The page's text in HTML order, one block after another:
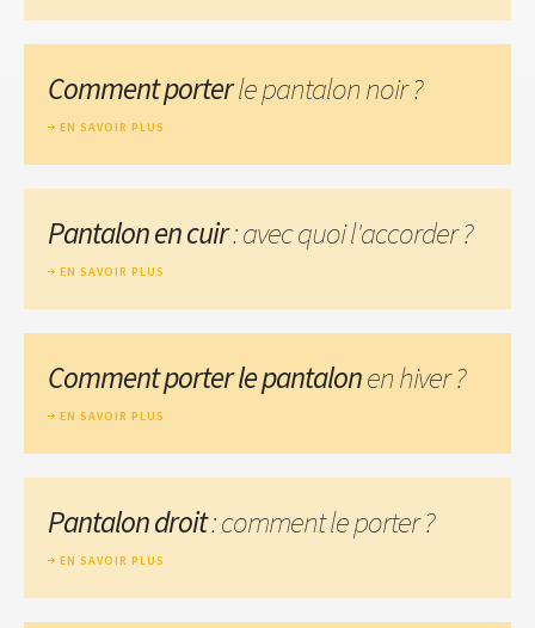
Comment porterle pantalon noir ?
EN SAVOIR PLUS
Pantalon en cuir: avec quoi l'accorder ?
EN SAVOIR PLUS
Comment porter le pantalonen hiver ?
EN SAVOIR PLUS
Pantalon droit: comment le porter ?
EN SAVOIR PLUS